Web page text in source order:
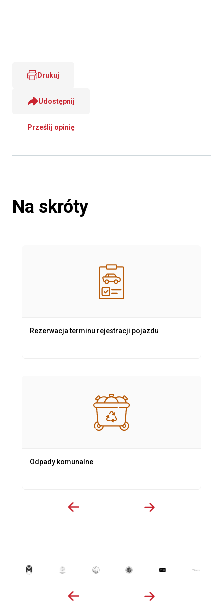
Drukuj
Udostępnij
Prześlij opinię
Na skróty
Rezerwacja terminu rejestracji pojazdu
Odpady komunalne